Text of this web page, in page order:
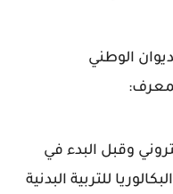
الوطني
وقبل البدء في
للتربية البدنية